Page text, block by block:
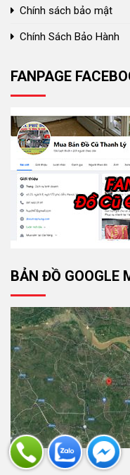
Chính sách bảo mật
Chính Sách Bảo Hành
FANPAGE
BẢN ĐỒ GOOGLE